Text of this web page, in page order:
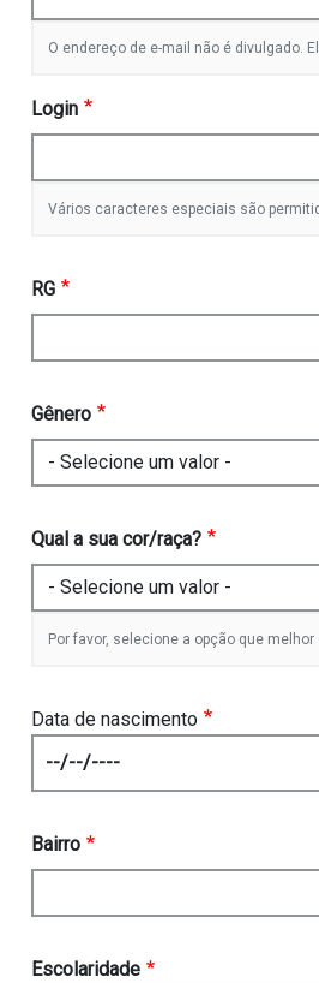
O endereço de e-mail não é divulgado.
Login
Vários caracteres especiais são
RG
Gênero
Qual a sua cor/raça?
Por favor, selecione a opção que melhor
Data de nascimento
Bairro
Escolaridade